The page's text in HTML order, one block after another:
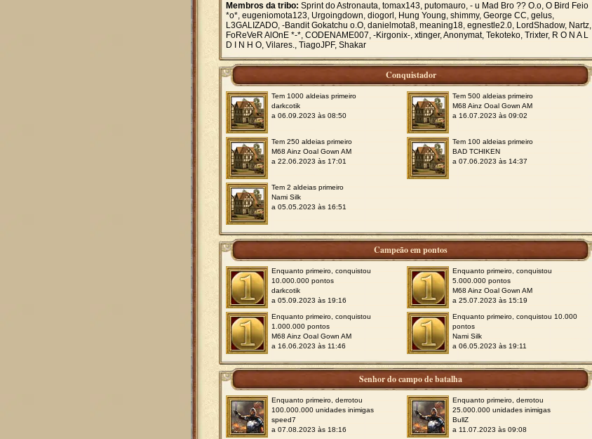
Membros da tribo: Sprint do Astronauta, tomax143, putomauro, - u Mad Bro ?? O.o, O Bird Feio
*o*, eugeniomota123, Urgoingdown, diogorl, Hung Young, shimmy, George CC, gelus,
L3GALIZADO, -Bandit Gokatchu o.O, danielmota8, meaning18, egnestle2.0, LordShadow, Nartz,
FoReVeR AlOnE *-*, CODENAME007, -Kirgonix-, xtinger, Anonymat, Tekoteko, Trixter, R O N A L
D I N H O, Vilares., TiagoJPF, Shakar
Conquistador
Tem 1000 aldeias primeiro
darkcotik
a 06.09.2023 às 08:50
Tem 500 aldeias primeiro
M68 Ainz Ooal Gown AM
a 16.07.2023 às 09:02
Tem 250 aldeias primeiro
M68 Ainz Ooal Gown AM
a 22.06.2023 às 17:01
Tem 100 aldeias primeiro
BAD TCHIKEN
a 07.06.2023 às 14:37
Tem 2 aldeias primeiro
Nami Silk
a 05.05.2023 às 16:51
Campeão em pontos
Enquanto primeiro, conquistou
10.000.000 pontos
darkcotik
a 05.09.2023 às 19:16
Enquanto primeiro, conquistou
5.000.000 pontos
M68 Ainz Ooal Gown AM
a 25.07.2023 às 15:19
Enquanto primeiro, conquistou
1.000.000 pontos
M68 Ainz Ooal Gown AM
a 16.06.2023 às 11:46
Enquanto primeiro, conquistou 10.000
pontos
Nami Silk
a 06.05.2023 às 19:11
Senhor do campo de batalha
Enquanto primeiro, derrotou
100.000.000 unidades inimigas
speed7
a 07.08.2023 às 18:16
Enquanto primeiro, derrotou
25.000.000 unidades inimigas
BullZ
a 11.07.2023 às 09:08